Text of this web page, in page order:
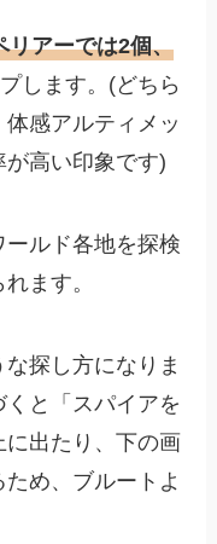
リアーでは2個、
プします。(どちら
感アルティメッ
が高い印象です)
ルド各地を探検
ます。
な探し方になりま
と「スパイアを
出たり、下の画
め、ブルートよ